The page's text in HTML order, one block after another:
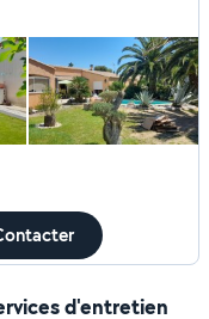
d'entretien